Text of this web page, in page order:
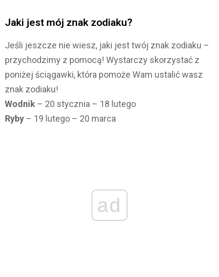
Jaki jest mój znak zodiaku?
Jeśli jeszcze nie wiesz, jaki jest twój znak zodiaku –
przychodzimy z pomocą! Wystarczy skorzystać z
poniżej ściągawki, która pomoże Wam ustalić wasz
znak zodiaku!
Wodnik – 20 stycznia – 18 lutego
Ryby – 19 lutego – 20 marca
ad